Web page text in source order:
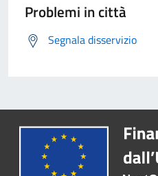
Problemi in città
Segnala disservizio